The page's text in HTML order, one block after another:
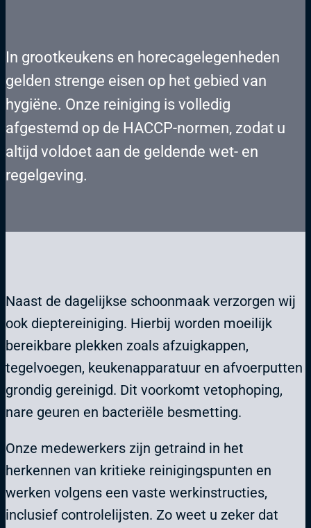
In grootkeukens en horecagelegenheden
gelden strenge eisen op het gebied van
hygiëne. Onze reiniging is volledig
afgestemd op de HACCP-normen, zodat u
altijd voldoet aan de geldende wet- en
regelgeving.
Naast de dagelijkse schoonmaak verzorgen wij
ook dieptereiniging. Hierbij worden moeilijk
bereikbare plekken zoals afzuigkappen,
tegelvoegen, keukenapparatuur en afvoerputten
grondig gereinigd. Dit voorkomt vetophoping,
nare geuren en bacteriële besmetting.
Onze medewerkers zijn getraind in het
herkennen van kritieke reinigingspunten en
werken volgens een vaste werkinstructies,
inclusief controlelijsten. Zo weet u zeker dat